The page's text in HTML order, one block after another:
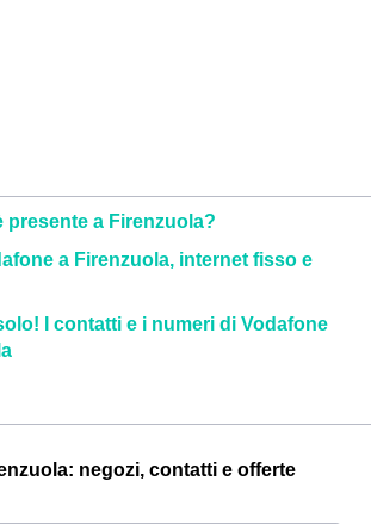
presente a Firenzuola?
a Firenzuola, internet fisso e
I contatti e i numeri di Vodafone
negozi, contatti e offerte